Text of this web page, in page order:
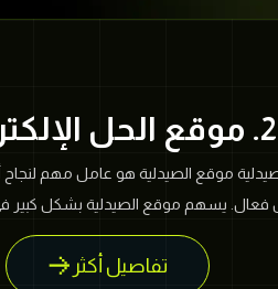
2. موقع الحل الإلكتروني
موقع الصيدلية هو عامل مهم لنجاح
يسهم موقع الصيدلية بشكل كبير في
إلى الخدمات الصيدلانية. إليك ثلاثة
الإلكتروني سيساعد على التوسع الجغرافي
تفاصيل أكثر